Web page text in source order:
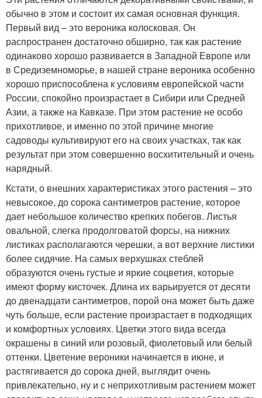
обычно в этом и состоит их самая основная функция.
Первый вид – это вероника колосковая. Он
распространен достаточно обширно, так как растение
одинаково хорошо развивается в Западной Европе или
в Средиземноморье, в нашей стране вероника особенно
хорошо приспособлена к условиям европейской части
России, спокойно произрастает в Сибири или Средней
Азии, а также на Кавказе. При этом растение не особо
прихотливое, и именно по этой причине многие
садоводы культивируют его на своих участках, так как
результат при этом совершенно восхитительный и очень
нарядный.
Кстати, о внешних характеристиках этого растения – это
невысокое, до сорока сантиметров растение, которое
дает небольшое количество крепких побегов. Листья
овальной, слегка продолговатой форсы, на нижних
листиках располагаются черешки, а вот верхние листики
более сидячие. На самых верхушках стеблей
образуются очень густые и яркие соцветия, которые
имеют форму кисточек. Длина их варьируется от десяти
до двенадцати сантиметров, порой она может быть даже
чуть больше, если растение произрастает в подходящих
и комфортных условиях. Цветки этого вида всегда
окрашены в синий или розовый, фиолетовый или белый
оттенки. Цветение вероники начинается в июне, и
растягивается до сорока дней, выглядит очень
привлекательно, ну и с неприхотливым растением может